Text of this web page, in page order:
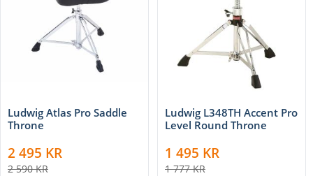
Ludwig Atlas Pro Saddle
Throne
2 495 KR
2 590KR
Ludwig L348TH Accent Pro
Level Round Throne
1 495 KR
1 777KR